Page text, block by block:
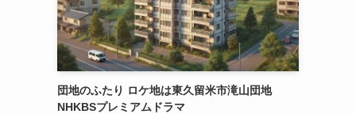
団地のふたり ロケ地は東久留米市滝山団地
NHKBSプレミアムドラマ